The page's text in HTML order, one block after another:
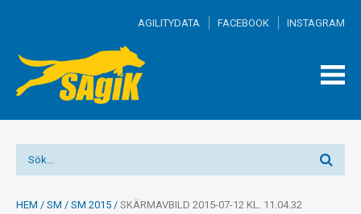
AGILITYDATA FACEBOOK INSTAGRAM
HEM / SM / SM 2015 / SKÄRMAVBILD 2015-07-12 KL. 11.04.32